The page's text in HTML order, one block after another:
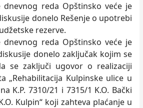
dnevnog reda Opštinsko veće je
donelo Rešenje o upotrebi
rezerve.
dnevnog reda Opštinsko veće je
donelo zaključak kojim se
se zaključi ugovor o realizaciji
„Rehabilitacija Kulpinske ulice u
K.P. 7310/21 i 7315/1 K.O. Bački
Kulpin“ koji zahteva plaćanje u